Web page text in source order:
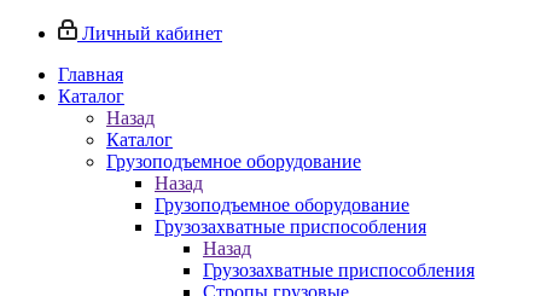
Личный кабинет
Главная
Каталог
Назад
Каталог
Грузоподъемное оборудование
Назад
Грузоподъемное оборудование
Грузозахватные приспособления
Назад
Грузозахватные приспособления
Стропы грузовые